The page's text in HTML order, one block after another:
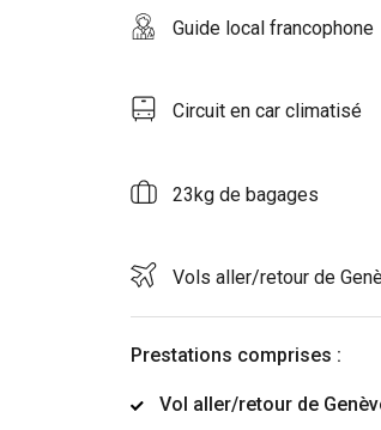
Guide local francophone
Circuit en car climatisé
23kg de bagages
Vols aller/retour de
Prestations comprises :
Vol aller/retour de